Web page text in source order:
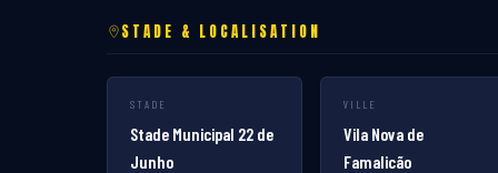
STADE & LOCALISATION
STADE
Stade Municipal 22 de
Junho
VILLE
Vila Nova de
Famalicão